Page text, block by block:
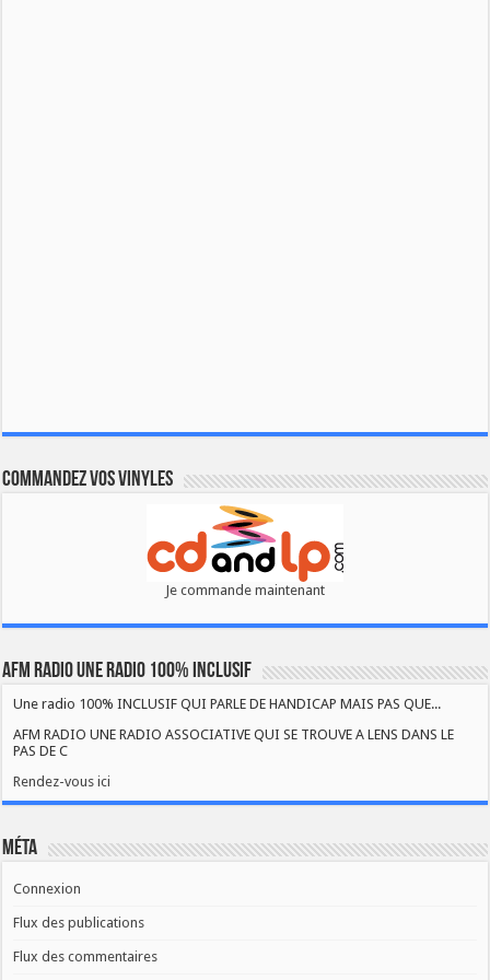
Commandez vos vinyles
Je commande maintenant
AFM RADIO UNE RADIO 100% INCLUSIF
Une radio 100% INCLUSIF QUI PARLE DE HANDICAP MAIS PAS QUE...
AFM RADIO UNE RADIO ASSOCIATIVE QUI SE TROUVE A LENS DANS LE
PAS DE C
Rendez-vous ici
Méta
Connexion
Flux des publications
Flux des commentaires